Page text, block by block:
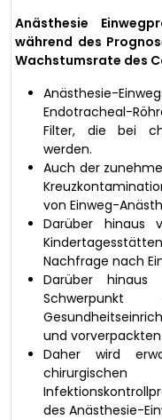
Anästhesie
während des
Wachstumsrate des
Anästhesie-
Endotracheal-
Filter, die bei
werden.
Auch der
von Einweg-
Darüber hinaus
Nachfrage nach
Darüber hinaus
und
Daher wird
des Anästhesie-